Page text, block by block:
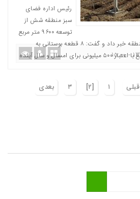
رئیس اداره فضای
سبز منطقه شش از
توسعه ۹۶۰۰ متر مربع
بوستان های شهری در این منطقه خبر داد و گفت: ۸ قطعه بوستانی به
مساحت ۱۱ هزار و ۲۰۰ مترمربع با اعتبار ۵۰۰ میلیونی برای امسال و سال آینده
قبلی ١ [٢] ٣
بعدی